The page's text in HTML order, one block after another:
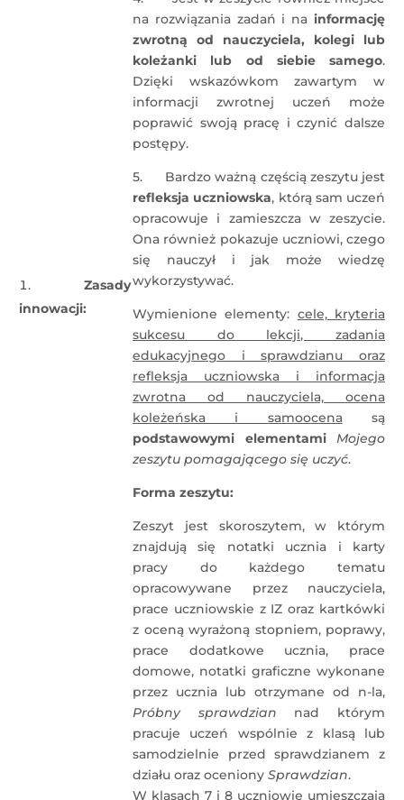
Zasady
innowacji:
na rozwiązania zadań i na informację
zwrotną od nauczyciela, kolegi lub
koleżanki lub od siebie samego.
Dzięki wskazówkom zawartym w
informacji zwrotnej uczeń może
poprawić swoją pracę i czynić dalsze
postępy.
5. Bardzo ważną częścią zeszytu jest
refleksja uczniowska, którą sam uczeń
opracowuje i zamieszcza w zeszycie.
Ona również pokazuje uczniowi, czego
się nauczył i jak może wiedzę
wykorzystywać.
Wymienione elementy: cele, kryteria
sukcesu do lekcji, zadania
edukacyjnego i sprawdzianu oraz
refleksja uczniowska i informacja
zwrotna od nauczyciela, ocena
koleżeńska i samoocenasą
podstawowymi elementami
Mojego
zeszytu pomagającego się uczyć.
Forma zeszytu:
Zeszyt jest skoroszytem, w którym
znajdują się notatki ucznia i karty
pracy do każdego tematu
opracowywane przez nauczyciela,
prace uczniowskie z IZ oraz kartkówki
z oceną wyrażoną stopniem, poprawy,
prace dodatkowe ucznia, prace
domowe, notatki graficzne wykonane
przez ucznia lub otrzymane od n-la,
Próbny sprawdzian nad którym
pracuje uczeń wspólnie z klasą lub
samodzielnie przed sprawdzianem z
działu oraz oceniony Sprawdzian.
W klasach 7 i 8 uczniowie umieszczają